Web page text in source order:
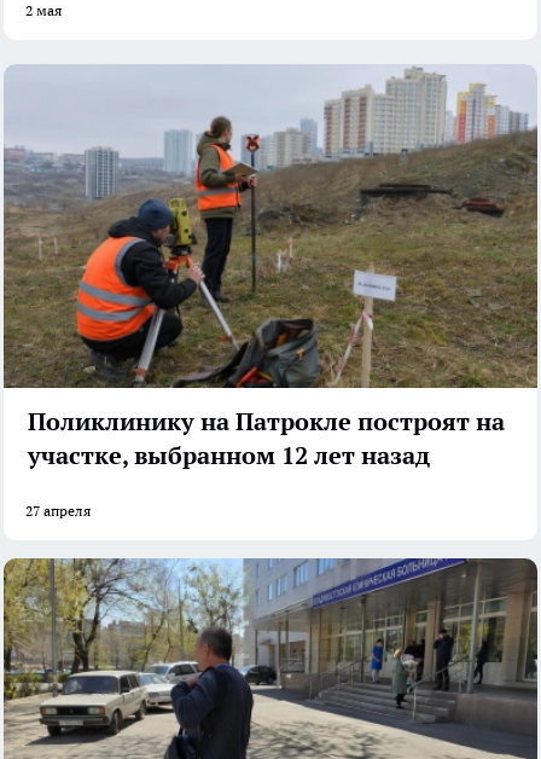
2 мая
Поликлинику на Патрокле построят на
участке, выбранном 12 лет назад
27 апреля